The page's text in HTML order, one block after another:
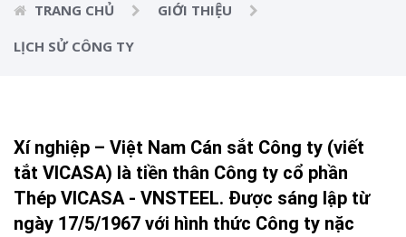
TRANG CHỦ
GIỚI THIỆU
LỊCH SỬ CÔNG TY
Xí nghiệp – Việt Nam Cán sắt Công ty (viết
tắt VICASA) là tiền thân Công ty cổ phần
Thép VICASA - VNSTEEL. Được sáng lập từ
ngày 17/5/1967 với hình thức Công ty nặc